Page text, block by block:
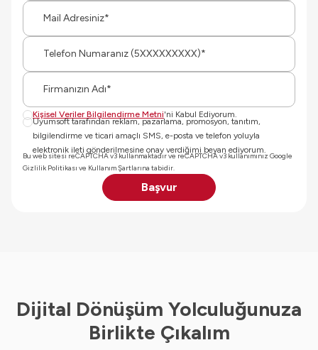
Mail
Kişisel Veriler Bilgilendirme Metni'ni Kabul Ediyorum.
Uyumsoft tarafından reklam, pazarlama, promosyon, tanıtım,
bilgilendirme ve ticari amaçlı SMS, e-posta ve telefon yoluyla
elektronik ileti gönderilmesine onay verdiğimi beyan ediyorum.
Bu web sitesi reCAPTCHA v3 kullanmaktadır ve reCAPTCHA v3 kullanımınız Google
Gizlilik Politikası ve Kullanım Şartlarına tabidir.
Başvur
Dijital Dönüşüm Yolculuğunuza
Birlikte Çıkalım